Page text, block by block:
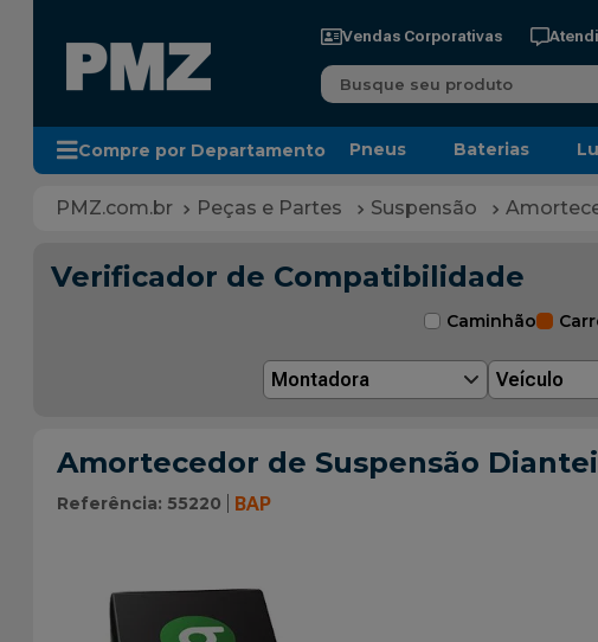
Vendas Corporativas
Busque seu produto
Compre por Departamento Pneus Baterias
Peças e Partes Suspensão
Verificador de Compatibilidade
Caminhão
Montadora Veículo
Amortecedor de Suspensão
Referência: 55220 BAP